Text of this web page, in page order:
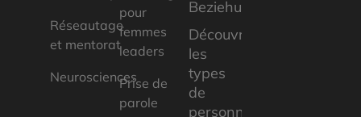
Réseautage
et mentorat
Neurosciences
pour
femmes
leaders
Prise de
parole
Beziehungen
Découvrez
les
types
de
personnalité